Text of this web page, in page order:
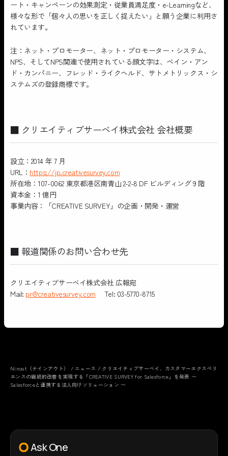
ート・キャンペーンの効果測定・従業員満足度・e-Learningなど、
様々な形で「個々人の思いを正しく捉えたい」と願う企業に利用さ
れています。
注：ネット・プロモーター、ネット・プロモーター・システム、
NPS、そしてNPS関連で使用されている顔文字は、ベイン・アン
ド・カンパニー、フレッド・ライクヘルド、サトメトリックス・シ
ステムズの登録商標です。
■ クリエイティブサーベイ株式会社 会社概要
設立：2014 年 7 月
URL： https://jp.creativesurvey.com
所在地：107-0062 東京都港区南青山 2-2-8 DF ビルディング 9 階
資本金：1 億円
事業内容：「CREATIVE SURVEY」の企画・開発・運営
■ 報道関係のお問い合わせ先
クリエイティブサーベイ株式会社 広報宛
Mail: pr@creativesurvey.com Tel: 03-5770-8715
Ninout（ナインアウト） / ニュース / クリエイティブサーベイ、カスタマーエクスペリ
エンスの継続的改善を実現する「CREATIVE SURVEY for Salesforce」を発表 〜
Salesforceと連携する法人向けソリューション 〜
Ask One